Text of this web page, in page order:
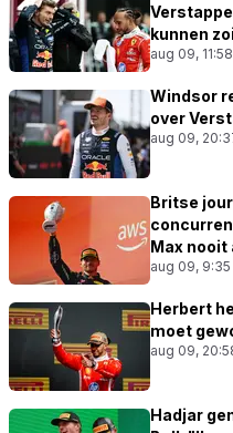
kunnen
aug 09, 11:58
Windsor
over
aug 09,
Britse
Max
aug 09, 9:35
Herbert
moet
aug 09,
Hadjar